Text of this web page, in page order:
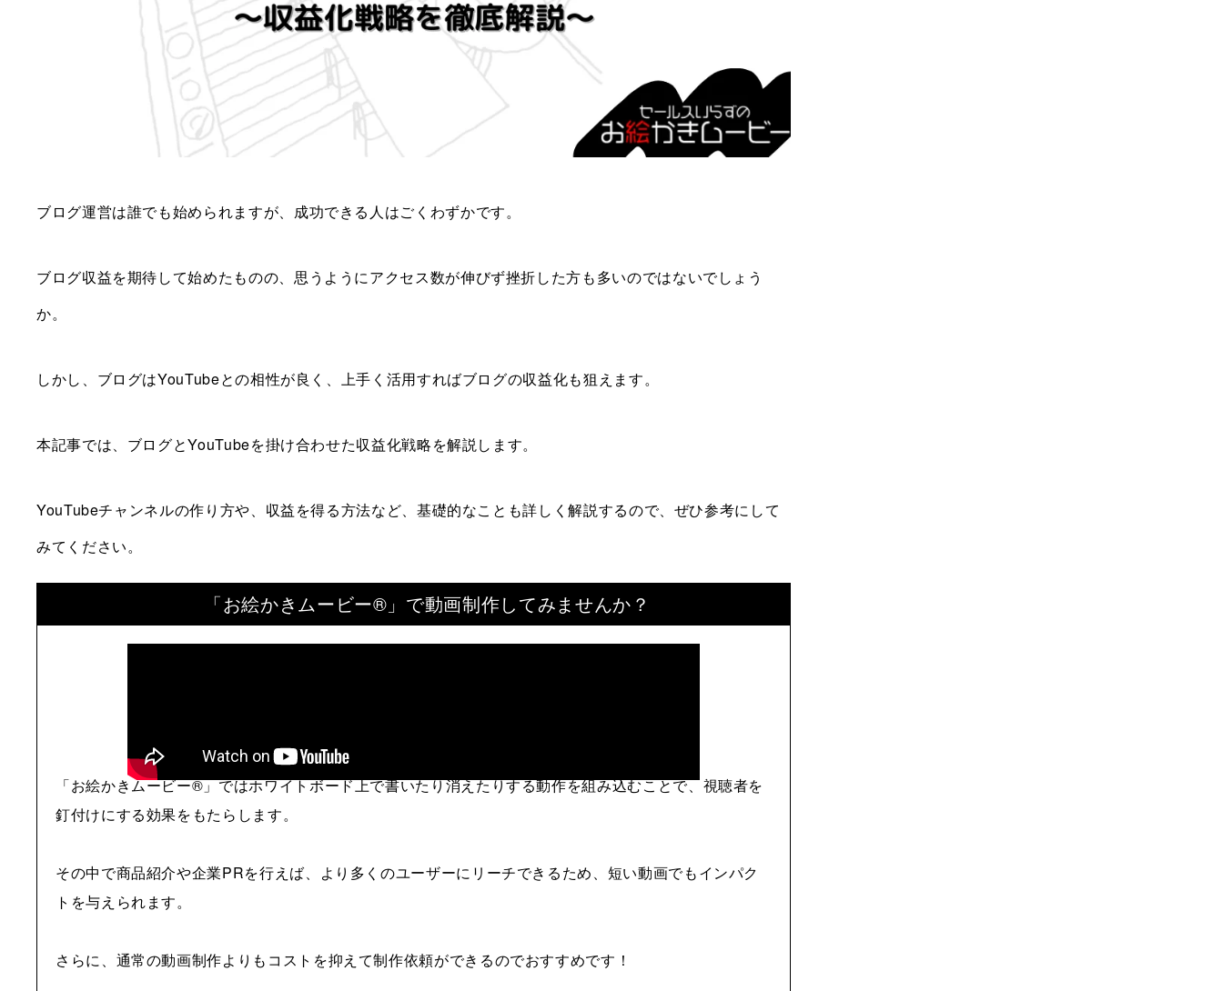
ブログ運営は誰でも始められますが、成功できる人はごくわずかです。
ブログ収益を期待して始めたものの、思うようにアクセス数が伸びず挫折した方も多いのではないでしょう
か。
しかし、ブログはYouTubeとの相性が良く、上手く活用すればブログの収益化も狙えます。
本記事では、ブログとYouTubeを掛け合わせた収益化戦略を解説します。
YouTubeチャンネルの作り方や、収益を得る方法など、基礎的なことも詳しく解説するので、ぜひ参考にして
みてください。
「お絵かきムービー®」で動画制作してみませんか？
「お絵かきムービー®」ではホワイトボード上で書いたり消えたりする動作を組み込むことで、視聴者を
釘付けにする効果をもたらします。
その中で商品紹介や企業PRを行えば、より多くのユーザーにリーチできるため、短い動画でもインパク
トを与えられます。
さらに、通常の動画制作よりもコストを抑えて制作依頼ができるのでおすすめです！